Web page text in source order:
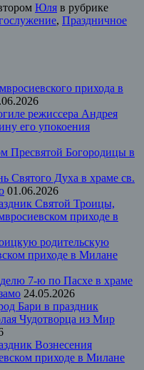
Юля в рубрике
, Праздничное
прихода в
режиссера Андрея
его упокоения
Пресвятой Богородицы в
Святого Духа в храме св.
01.06.2026
Святой Троицы,
приходе в
родительскую
приходе в Милане
7-ю по Пасхе в храме
24.05.2026
Бари в праздник
Чудотворца из Мир
Вознесения
приходе в Милане